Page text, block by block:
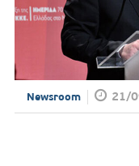
Newsroom 21/